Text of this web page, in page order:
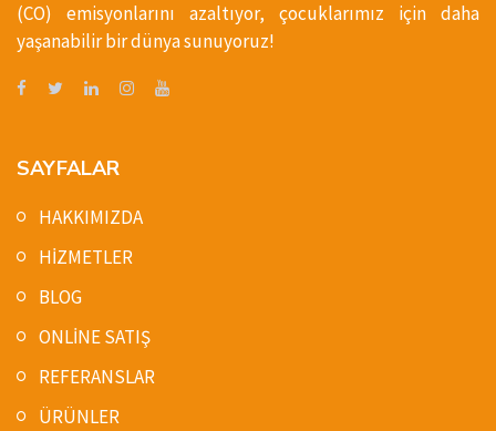
(CO) emisyonlarını azaltıyor, çocuklarımız için daha
yaşanabilir bir dünya sunuyoruz!
SAYFALAR
HAKKIMIZDA
HİZMETLER
BLOG
ONLİNE SATIŞ
REFERANSLAR
ÜRÜNLER